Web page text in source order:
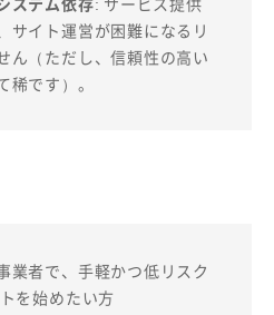
サイト運営が困難になるリ
ん（ただし、信頼性の高い
です）。
業者で、手軽かつ低リスク
を始めたい方